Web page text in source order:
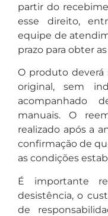
partir do
esse direito,
equipe de
prazo para obter
O produto deverá
original, sem
acompanhado
manuais. O
realizado após a
confirmação de
as condições
É importante
desistência, o
de